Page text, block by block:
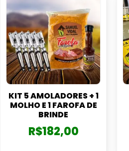
KIT 5 AMOLADORES + 1
MOLHO E 1 FAROFA DE
BRINDE
R$182,00